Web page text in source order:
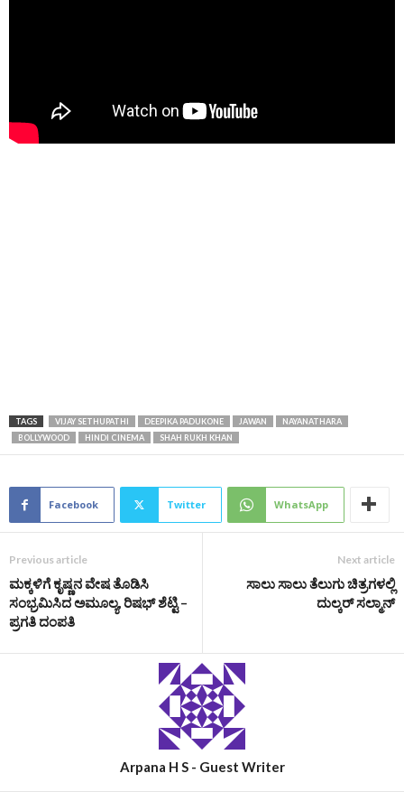
TAGS VIJAY SETHUPATHI DEEPIKA PADUKONE JAWAN
NAYANATHARA
BOLLYWOOD
HINDI CINEMA SHAH RUKH KHAN
Facebook Twitter WhatsApp
Previous article
ಮಕ್ಕಳಿಗೆ ಕೃಷ್ಣನ ವೇಷ ತೊಡಿಸಿ
ಸಂಭ್ರಮಿಸಿದ ಅಮೂಲ್ಯ, ರಿಷಭ್‌ ಶೆಟ್ಟಿ –
ಪ್ರಗತಿ ದಂಪತಿ
Next article
ಸಾಲು ಸಾಲು ತೆಲುಗು ಚಿತ್ರಗಳಲ್ಲಿ
ದುಲ್ಕರ್‌ ಸಲ್ಮಾನ್‌
Arpana H S - Guest Writer